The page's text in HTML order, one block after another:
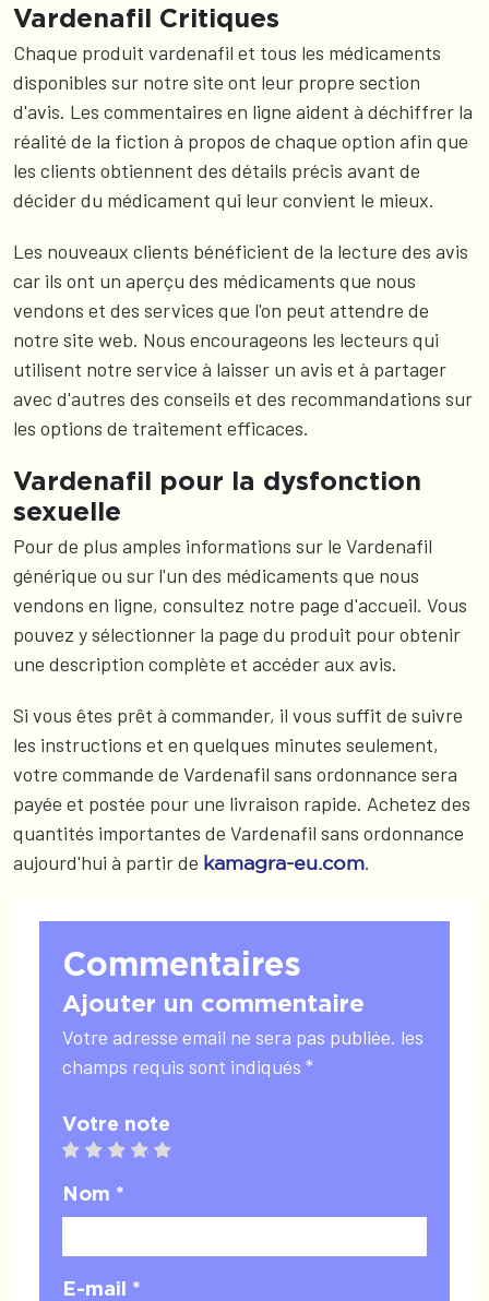
Vardenafil Critiques
Chaque produit vardenafil et tous les médicaments
disponibles sur notre site ont leur propre section
d'avis. Les commentaires en ligne aident à déchiffrer la
réalité de la fiction à propos de chaque option afin que
les clients obtiennent des détails précis avant de
décider du médicament qui leur convient le mieux.
Les nouveaux clients bénéficient de la lecture des avis
car ils ont un aperçu des médicaments que nous
vendons et des services que l'on peut attendre de
notre site web. Nous encourageons les lecteurs qui
utilisent notre service à laisser un avis et à partager
avec d'autres des conseils et des recommandations sur
les options de traitement efficaces.
Vardenafil pour la dysfonction
sexuelle
Pour de plus amples informations sur le Vardenafil
générique ou sur l'un des médicaments que nous
vendons en ligne, consultez notre page d'accueil. Vous
pouvez y sélectionner la page du produit pour obtenir
une description complète et accéder aux avis.
Si vous êtes prêt à commander, il vous suffit de suivre
les instructions et en quelques minutes seulement,
votre commande de Vardenafil sans ordonnance sera
payée et postée pour une livraison rapide. Achetez des
quantités importantes de Vardenafil sans ordonnance
aujourd'hui à partir de kamagra-eu.com.
Commentaires
Ajouter un commentaire
Votre adresse email ne sera pas publiée. les
champs requis sont indiqués *
Votre note
5 stars
4 stars
3 stars
2 stars
1 star
Nom *
E-mail *